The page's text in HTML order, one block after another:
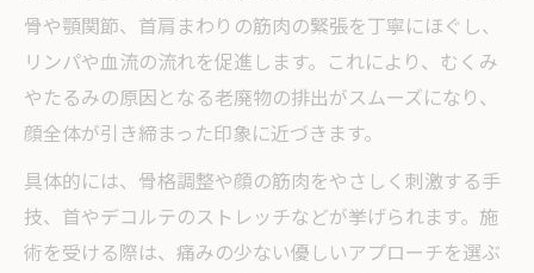
骨や顎関節、首肩まわりの筋肉の緊張を丁寧にほぐし、
リンパや血流の流れを促進します。これにより、むくみ
やたるみの原因となる老廃物の排出がスムーズになり、
顔全体が引き締まった印象に近づきます。
具体的には、骨格調整や顔の筋肉をやさしく刺激する手
技、首やデコルテのストレッチなどが挙げられます。施
術を受ける際は、痛みの少ない優しいアプローチを選ぶ